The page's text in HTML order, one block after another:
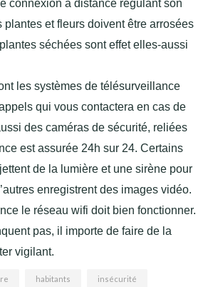
connexion à distance régulant son
plantes et fleurs doivent être arrosées
séchées sont effet elles-aussi
les systèmes de télésurveillance
qui vous contactera en cas de
des caméras de sécurité, reliées
est assurée 24h sur 24. Certains
de la lumière et une sirène pour
enregistrent des images vidéo.
le réseau wifi doit bien fonctionner.
pas, il importe de faire de la
vigilant.
habitants insécurité